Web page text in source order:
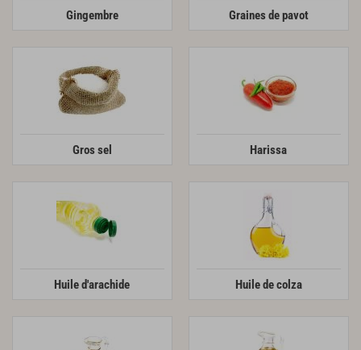
Gingembre Graines de pavot
Gros sel Harissa
Huile d'arachide Huile de colza